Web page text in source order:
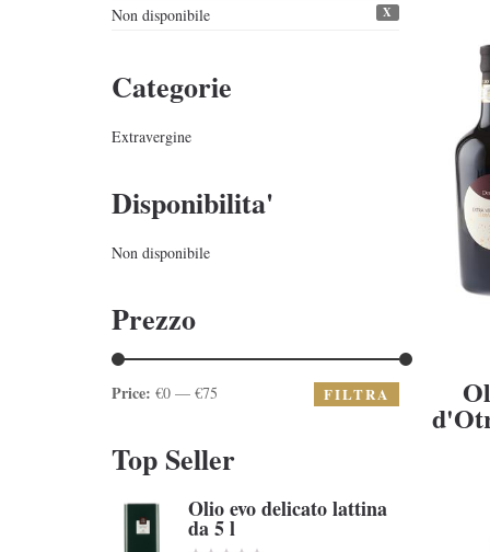
Non disponibile X
Categorie
Extravergine
Disponibilita'
Non disponibile
Prezzo
Price: €0 — €75 FILTRA
Top Seller
Olio evo delicato lattina
da 5 l